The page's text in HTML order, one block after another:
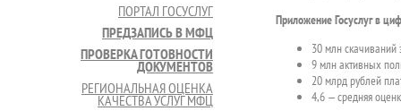
ПОРТАЛ ГОСУСЛУГ
ПРЕДЗАПИСЬ В МФЦ
ПРОВЕРКА ГОТОВНОСТИ
ДОКУМЕНТОВ
РЕГИОНАЛЬНАЯ ОЦЕНКА
КАЧЕСТВА УСЛУГ МФЦ
Приложение Госуслуг в
30 млн скачиваний
9 млн активных
20 млрд рублей
4,6 — средняя